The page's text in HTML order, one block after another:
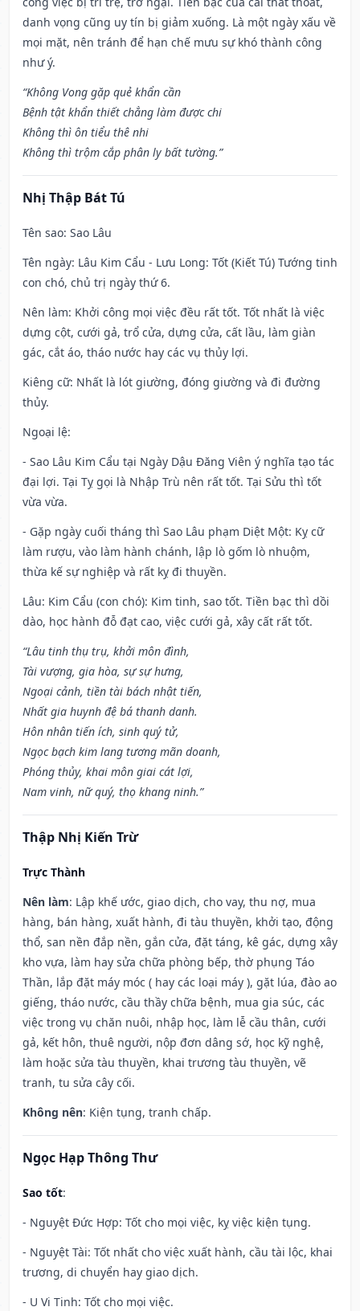
danh vọng cũng uy tín bị giảm xuống. Là một ngày xấu về
mọi mặt, nên tránh để hạn chế mưu sự khó thành công
như ý.
“Không Vong gặp quẻ khẩn cần
Bệnh tật khẩn thiết chẳng làm được chi
Không thì ôn tiểu thê nhi
Không thì trộm cắp phân ly bất tường.”
Nhị Thập Bát Tú
Tên sao: Sao Lâu
Tên ngày: Lâu Kim Cẩu - Lưu Long: Tốt (Kiết Tú) Tướng tinh
con chó, chủ trị ngày thứ 6.
Nên làm: Khởi công mọi việc đều rất tốt. Tốt nhất là việc
dựng cột, cưới gả, trổ cửa, dựng cửa, cất lầu, làm giàn
gác, cắt áo, tháo nước hay các vụ thủy lợi.
Kiêng cữ: Nhất là lót giường, đóng giường và đi đường
thủy.
Ngoại lệ:
- Sao Lâu Kim Cẩu tại Ngày Dậu Đăng Viên ý nghĩa tạo tác
đại lợi. Tại Tỵ gọi là Nhập Trù nên rất tốt. Tại Sửu thì tốt
vừa vừa.
- Gặp ngày cuối tháng thì Sao Lâu phạm Diệt Một: Kỵ cữ
làm rượu, vào làm hành chánh, lập lò gốm lò nhuộm,
thừa kế sự nghiệp và rất kỵ đi thuyền.
Lâu: Kim Cẩu (con chó): Kim tinh, sao tốt. Tiền bạc thì dồi
dào, học hành đỗ đạt cao, việc cưới gả, xây cất rất tốt.
“Lâu tinh thụ trụ, khởi môn đình,
Tài vượng, gia hòa, sự sự hưng,
Ngoại cảnh, tiền tài bách nhật tiến,
Nhất gia huynh đệ bá thanh danh.
Hôn nhân tiến ích, sinh quý tử,
Ngọc bạch kim lang tương mãn doanh,
Phóng thủy, khai môn giai cát lợi,
Nam vinh, nữ quý, thọ khang ninh.”
Thập Nhị Kiến Trừ
Trực Thành
Nên làm: Lập khế ước, giao dịch, cho vay, thu nợ, mua
hàng, bán hàng, xuất hành, đi tàu thuyền, khởi tạo, động
thổ, san nền đắp nền, gắn cửa, đặt táng, kê gác, dựng xây
kho vựa, làm hay sửa chữa phòng bếp, thờ phụng Táo
Thần, lắp đặt máy móc ( hay các loại máy ), gặt lúa, đào ao
giếng, tháo nước, cầu thầy chữa bệnh, mua gia súc, các
việc trong vụ chăn nuôi, nhập học, làm lễ cầu thân, cưới
gả, kết hôn, thuê người, nộp đơn dâng sớ, học kỹ nghệ,
làm hoặc sửa tàu thuyền, khai trương tàu thuyền, vẽ
tranh, tu sửa cây cối.
Không nên: Kiện tụng, tranh chấp.
Ngọc Hạp Thông Thư
Sao tốt:
- Nguyệt Đức Hợp: Tốt cho mọi việc, kỵ việc kiện tụng.
- Nguyệt Tài: Tốt nhất cho việc xuất hành, cầu tài lộc, khai
trương, di chuyển hay giao dịch.
- U Vi Tinh: Tốt cho mọi việc.